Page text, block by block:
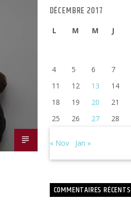
DÉCEMBRE 2017
L M M J
4
5 6 7
11
12 13 14
18
19 20 21
25
26 27 28
« Nov Jan »
COMMENTAIRES RÉCENTS